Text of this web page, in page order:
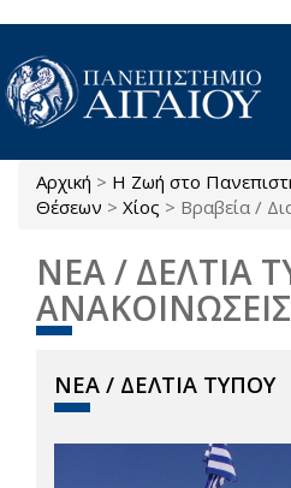
Παράκαμψη προς το κυρίως
Είστε εδώ
Αρχική > Η Ζωή στο
Θέσεων > Χίος > Βραβεία /
ΝΕΑ / ΔΕΛΤΙΑ
ΑΝΑΚΟΙΝΩΣΕΙΣ
ΝΕΑ / ΔΕΛΤΙΑ ΤΥΠΟΥ